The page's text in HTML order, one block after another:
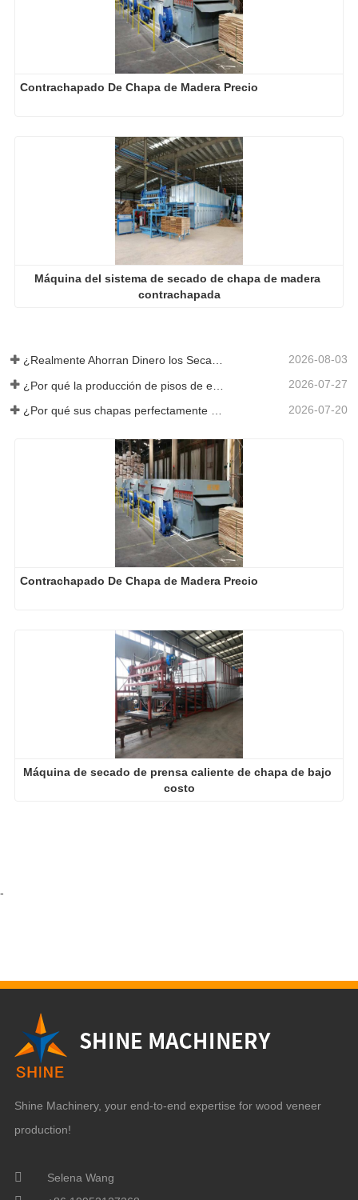
Contrachapado De Chapa de Madera Precio
Máquina del sistema de secado de chapa de madera
contrachapada
¿Realmente Ahorran Dinero los Secadores de Chapa Más Grandes? 2026-08-03
2026-07-27
2026-07-20
Contrachapado De Chapa de Madera Precio
Máquina de secado de prensa caliente de chapa de bajo
costo
-
Shine Machinery, your end-to-end expertise for wood veneer
production!
Selena Wang